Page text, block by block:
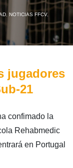
, NOTICIAS FFCV,
jugadores
21
confimado la
Rehabmedic
en Portugal